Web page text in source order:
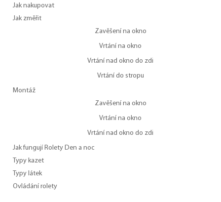
Jak nakupovat
Jak změřit
Zavěšení na okno
Vrtání na okno
Vrtání nad okno do zdi
Vrtání do stropu
Montáž
Zavěšení na okno
Vrtání na okno
Vrtání nad okno do zdi
Jak fungují Rolety Den a noc
Typy kazet
Typy látek
Ovládání rolety